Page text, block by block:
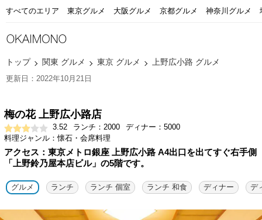
すべてのエリア 東京グルメ 大阪グルメ 京都グルメ 神奈川グルメ
トップ 関東 グルメ 東京 グルメ 上野広小路 グルメ
更新日：2022年10月21日
梅の花 上野広小路店
3.52 ランチ：2000
ディナー：5000
料理ジャンル：懐石・会席料理
アクセス：東京メトロ銀座 上野広小路 A4出口を出てすぐ右手側
「上野鈴乃屋本店ビル」の5階です。
グルメ ランチ ランチ 個室 ランチ 和食 ディナー デ